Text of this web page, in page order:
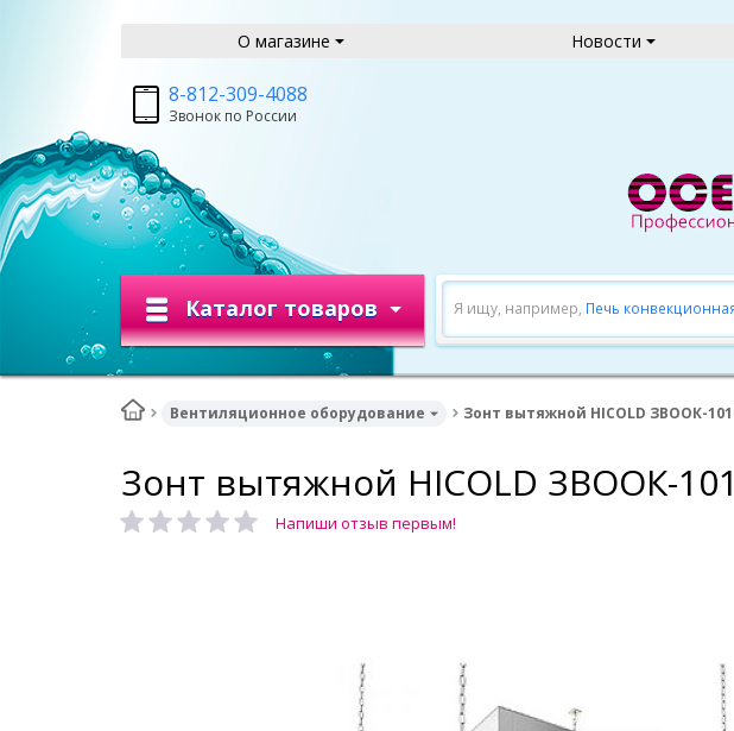
О магазине Новости
8-812-309-4088
Звонок по России
Я ищу, например, Печь
Каталог товаров
Вентиляционное оборудование Зонт вытяжной HICOLD ЗВООК-
Зонт вытяжной HICOLD ЗВООК-
Напиши отзыв первым!